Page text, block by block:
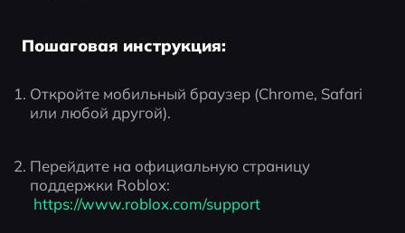
Пошаговая инструкция:
Откройте мобильный браузер (Chrome, Safari
или любой другой).
Перейдите на официальную страницу
поддержки Roblox:
https://www.roblox.com/support